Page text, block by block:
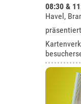
08:30 &
Havel,